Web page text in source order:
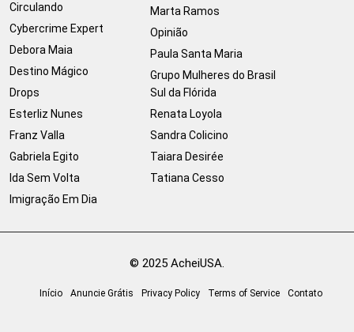
Circulando
Cybercrime Expert
Debora Maia
Destino Mágico
Drops
Esterliz Nunes
Franz Valla
Gabriela Egito
Ida Sem Volta
Imigração Em Dia
Marta Ramos
Opinião
Paula Santa Maria
Grupo Mulheres do Brasil
Sul da Flórida
Renata Loyola
Sandra Colicino
Taiara Desirée
Tatiana Cesso
© 2025 AcheiUSA.
Início Anuncie Grátis Privacy Policy Terms of Service Contato